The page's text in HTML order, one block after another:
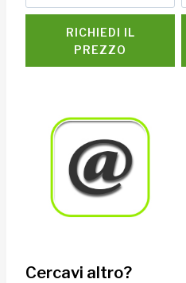
RICHIEDI IL
PREZZO
Cercavi altro?